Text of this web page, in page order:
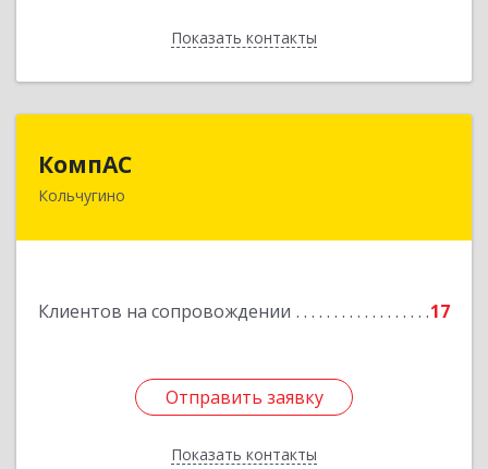
Показать контакты
Назад
КомпАС
Кольчугино
Клиентов на сопровождении 17
Отправить заявку
Показать контакты
601782, Владимирская область, г.Кольчугино,
Отправить заявку
Назад